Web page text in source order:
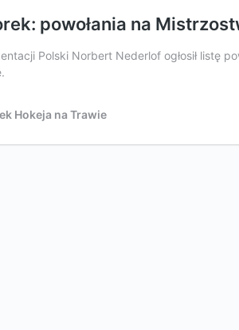
powołania na
Polski Norbert Nederlof ogłosił listę
Hokeja na Trawie